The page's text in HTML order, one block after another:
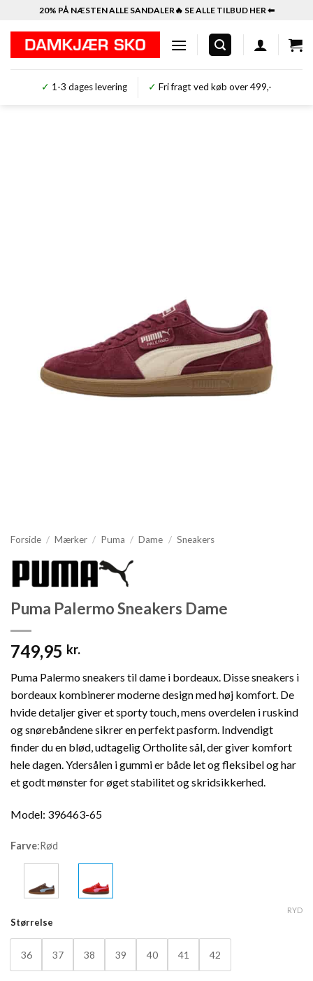
indhold
20% PÅ NÆSTEN ALLE SANDALER🔥 SE ALLE TILBUD HER ⬅︎
✓ 1-3 dages levering ✓ Fri fragt ved køb over 499,-
Forside / Mærker / Puma / Dame / Sneakers
Puma Palermo Sneakers Dame
749,95 kr.
Puma Palermo sneakers til dame i bordeaux. Disse sneakers i
bordeaux kombinerer moderne design med høj komfort. De
hvide detaljer giver et sporty touch, mens overdelen i ruskind
og snørebåndene sikrer en perfekt pasform. Indvendigt
finder du en blød, udtagelig Ortholite sål, der giver komfort
hele dagen. Ydersålen i gummi er både let og fleksibel og har
et godt mønster for øget stabilitet og skridsikkerhed.
Model: 396463-65
Farve:Rød
Størrelse
36 37 38 39 40 41 42
RYD